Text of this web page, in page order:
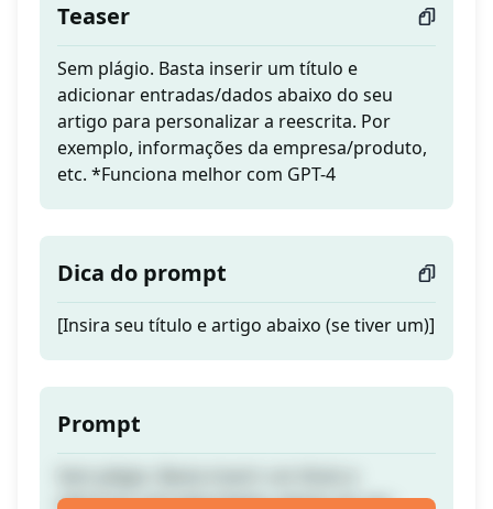
Teaser
Sem plágio. Basta inserir um título e
adicionar entradas/dados abaixo do seu
artigo para personalizar a reescrita. Por
exemplo, informações da empresa/produto,
etc. *Funciona melhor com GPT-4
Dica do prompt
[Insira seu título e artigo abaixo (se tiver um)]
Prompt
adicionar entradas/dados abaixo do seu